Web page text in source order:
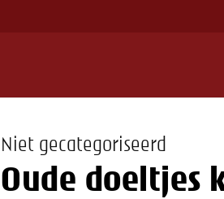
Niet gecategoriseerd
Oude doeltjes